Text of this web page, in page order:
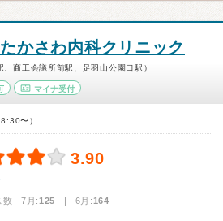
かさわ内科クリニック
商工会議所前駅、足羽山公園口駅）
マイナ受付
〜）
3.90
数 7月:125 | 6月:164